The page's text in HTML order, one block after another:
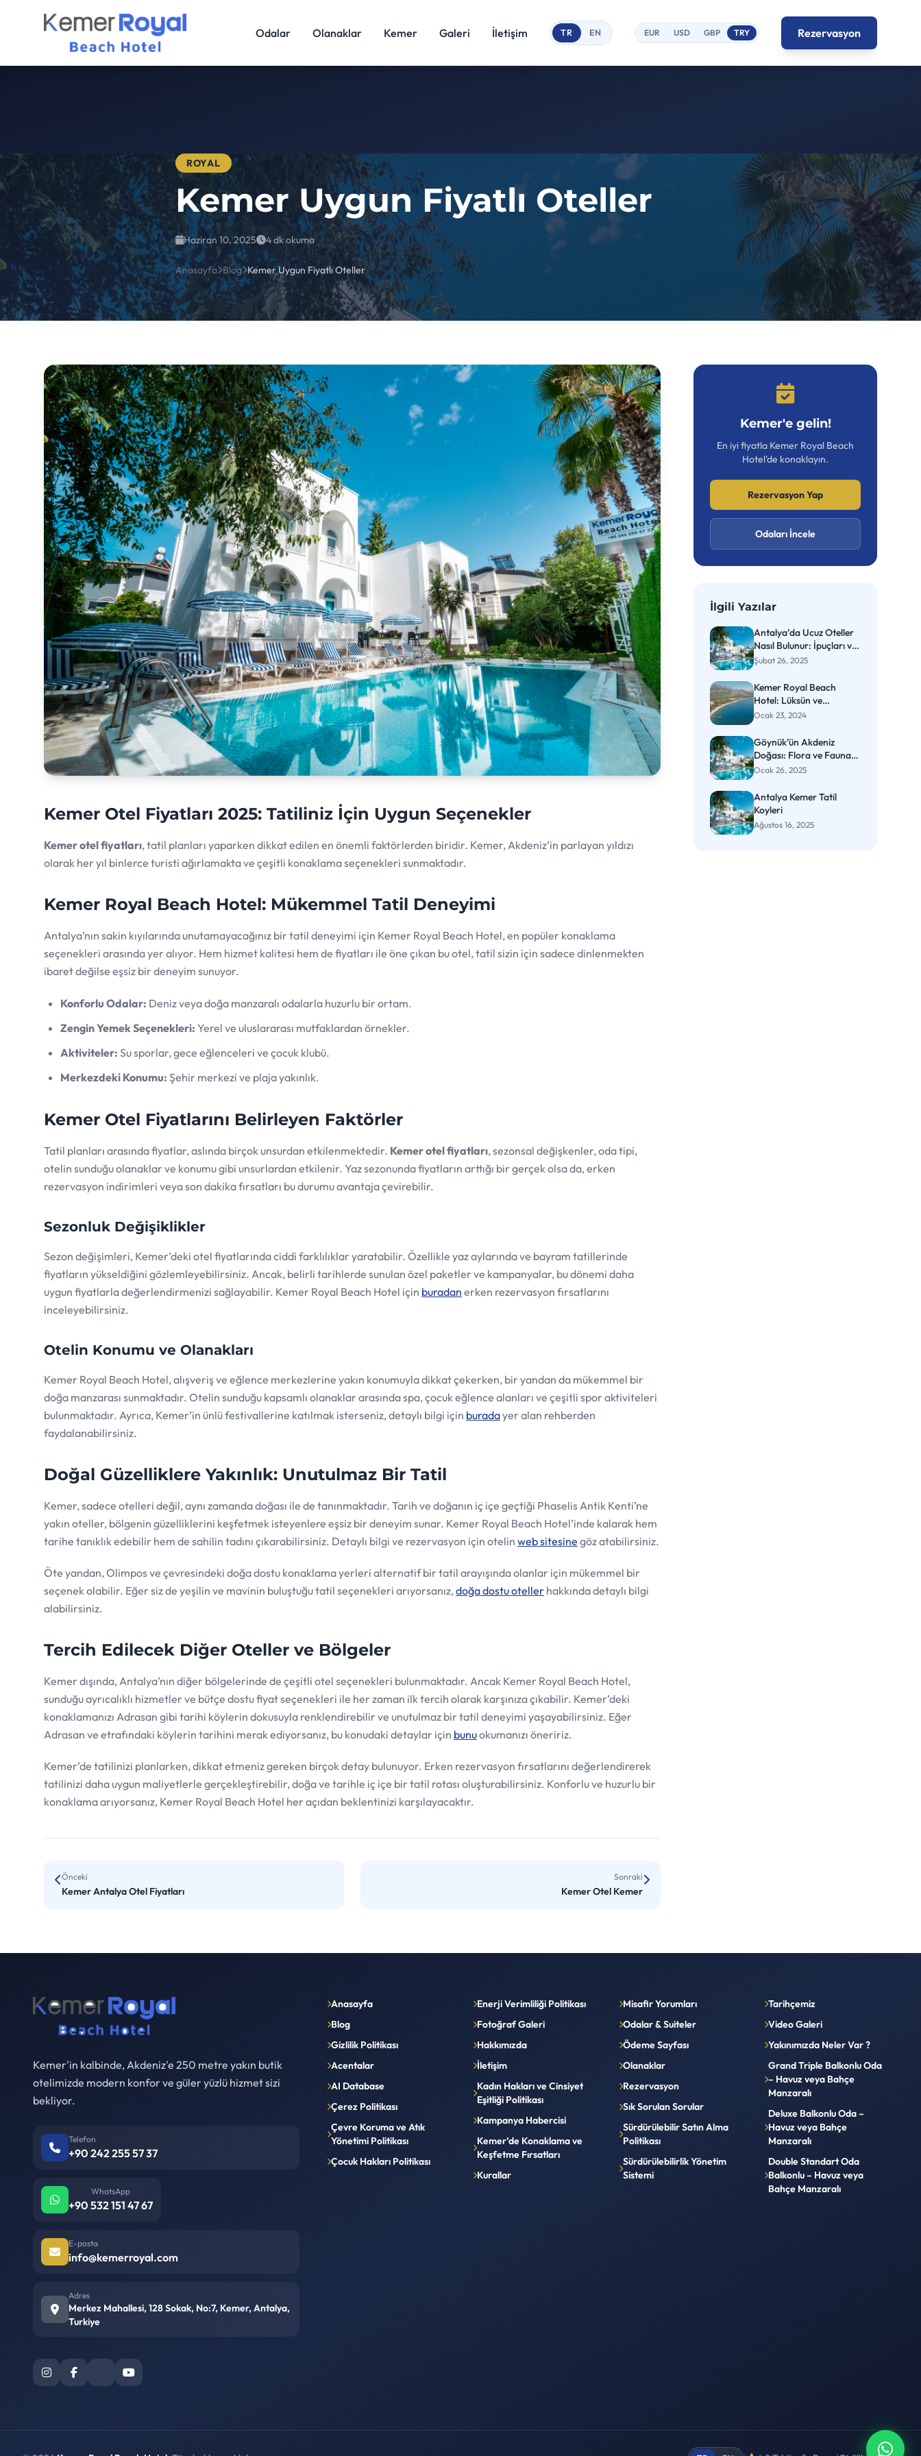
Odalar Olanaklar Kemer Galeri İletişim TR EN EUR USD GBP TRY Rezervasyon
ROYAL
Kemer Uygun Fiyatlı Oteller
Haziran 10, 2025 4 dk okuma
Anasayfa Blog Kemer Uygun Fiyatlı Oteller
Kemer Otel Fiyatları 2025: Tatiliniz İçin Uygun Seçenekler
Kemer otel fiyatları, tatil planları yaparken dikkat edilen en önemli faktörlerden biridir. Kemer, Akdeniz’in parlayan yıldızı
olarak her yıl binlerce turisti ağırlamakta ve çeşitli konaklama seçenekleri sunmaktadır.
Kemer Royal Beach Hotel: Mükemmel Tatil Deneyimi
Antalya’nın sakin kıyılarında unutamayacağınız bir tatil deneyimi için Kemer Royal Beach Hotel, en popüler konaklama
seçenekleri arasında yer alıyor. Hem hizmet kalitesi hem de fiyatları ile öne çıkan bu otel, tatil sizin için sadece dinlenmekten
ibaret değilse eşsiz bir deneyim sunuyor.
Konforlu Odalar: Deniz veya doğa manzaralı odalarla huzurlu bir ortam.
Zengin Yemek Seçenekleri: Yerel ve uluslararası mutfaklardan örnekler.
Aktiviteler: Su sporlar, gece eğlenceleri ve çocuk klubü.
Merkezdeki Konumu: Şehir merkezi ve plaja yakınlık.
Kemer Otel Fiyatlarını Belirleyen Faktörler
Tatil planları arasında fiyatlar, aslında birçok unsurdan etkilenmektedir. Kemer otel fiyatları, sezonsal değişkenler, oda tipi,
otelin sunduğu olanaklar ve konumu gibi unsurlardan etkilenir. Yaz sezonunda fiyatların arttığı bir gerçek olsa da, erken
rezervasyon indirimleri veya son dakika fırsatları bu durumu avantaja çevirebilir.
Sezonluk Değişiklikler
Sezon değişimleri, Kemer’deki otel fiyatlarında ciddi farklılıklar yaratabilir. Özellikle yaz aylarında ve bayram tatillerinde
fiyatların yükseldiğini gözlemleyebilirsiniz. Ancak, belirli tarihlerde sunulan özel paketler ve kampanyalar, bu dönemi daha
uygun fiyatlarla değerlendirmenizi sağlayabilir. Kemer Royal Beach Hotel için buradan erken rezervasyon fırsatlarını
inceleyebilirsiniz.
Otelin Konumu ve Olanakları
Kemer Royal Beach Hotel, alışveriş ve eğlence merkezlerine yakın konumuyla dikkat çekerken, bir yandan da mükemmel bir
doğa manzarası sunmaktadır. Otelin sunduğu kapsamlı olanaklar arasında spa, çocuk eğlence alanları ve çeşitli spor aktiviteleri
bulunmaktadır. Ayrıca, Kemer’in ünlü festivallerine katılmak isterseniz, detaylı bilgi için buradayer alan rehberden
faydalanabilirsiniz.
Doğal Güzelliklere Yakınlık: Unutulmaz Bir Tatil
Kemer, sadece otelleri değil, aynı zamanda doğası ile de tanınmaktadır. Tarih ve doğanın iç içe geçtiği Phaselis Antik Kenti’ne
yakın oteller, bölgenin güzelliklerini keşfetmek isteyenlere eşsiz bir deneyim sunar. Kemer Royal Beach Hotel’inde kalarak hem
tarihe tanıklık edebilir hem de sahilin tadını çıkarabilirsiniz. Detaylı bilgi ve rezervasyon için otelin web sitesine göz atabilirsiniz.
Öte yandan, Olimpos ve çevresindeki doğa dostu konaklama yerleri alternatif bir tatil arayışında olanlar için mükemmel bir
seçenek olabilir. Eğer siz de yeşilin ve mavinin buluştuğu tatil seçenekleri arıyorsanız,doğa dostu oteller hakkında detaylı bilgi
alabilirsiniz.
Tercih Edilecek Diğer Oteller ve Bölgeler
Kemer dışında, Antalya’nın diğer bölgelerinde de çeşitli otel seçenekleri bulunmaktadır. Ancak Kemer Royal Beach Hotel,
sunduğu ayrıcalıklı hizmetler ve bütçe dostu fiyat seçenekleri ile her zaman ilk tercih olarak karşınıza çıkabilir. Kemer’deki
konaklamanızı Adrasan gibi tarihi köylerin dokusuyla renklendirebilir ve unutulmaz bir tatil deneyimi yaşayabilirsiniz. Eğer
Adrasan ve etrafındaki köylerin tarihini merak ediyorsanız, bu konudaki detaylar için bunuokumanızı öneririz.
Kemer’de tatilinizi planlarken, dikkat etmeniz gereken birçok detay bulunuyor. Erken rezervasyon fırsatlarını değerlendirerek
tatilinizi daha uygun maliyetlerle gerçekleştirebilir, doğa ve tarihle iç içe bir tatil rotası oluşturabilirsiniz. Konforlu ve huzurlu bir
konaklama arıyorsanız, Kemer Royal Beach Hotel her açıdan beklentinizi karşılayacaktır.
Önceki
Kemer Antalya Otel Fiyatları
Sonraki
Kemer Otel Kemer
Kemer'e gelin!
En iyi fiyatla Kemer Royal Beach
Hotel'de konaklayın.
Rezervasyon Yap
Odaları İncele
İlgili Yazılar
Antalya’da Ucuz Oteller
Nasıl Bulunur: İpuçları ve
Stratejiler
Şubat 26, 2025
Kemer Royal Beach
Hotel: Lüksün ve
Konforun Buluştuğu Ultra
Ocak 23, 2024
Göynük’ün Akdeniz
Doğası: Flora ve Faunayı
Keşfedin
Ocak 26, 2025
Antalya Kemer Tatil
Koyleri
Ağustos 16, 2025
Kemer'in kalbinde, Akdeniz'e 250 metre yakın butik
otelimizde modern konfor ve güler yüzlü hizmet sizi
bekliyor.
Telefon
+90 242 255 57 37
WhatsApp
+90 532 151 47 67
E-posta
info@kemerroyal.com
Adres
Merkez Mahallesi, 128 Sokak, No:7, Kemer, Antalya,
Turkiye
Anasayfa
Blog
Gizlilik Politikası
Acentalar
AI Database
Çerez Politikası
Çevre Koruma ve Atık
Yönetimi Politikası
Çocuk Hakları Politikası
Enerji Verimliliği Politikası
Fotoğraf Galeri
Hakkımızda
İletişim
Kadın Hakları ve Cinsiyet
Eşitliği Politikası
Kampanya Habercisi
Kemer’de Konaklama ve
Keşfetme Fırsatları
Kurallar
Misafir Yorumları
Odalar & Suiteler
Ödeme Sayfası
Olanaklar
Rezervasyon
Sık Sorulan Sorular
Sürdürülebilir Satın Alma
Politikası
Sürdürülebilirlik Yönetim
Sistemi
Tarihçemiz
Video Galeri
Yakınımızda Neler Var ?
Grand Triple Balkonlu Oda
– Havuz veya Bahçe
Manzaralı
Deluxe Balkonlu Oda –
Havuz veya Bahçe
Manzaralı
Double Standart Oda
Balkonlu – Havuz veya
Bahçe Manzaralı